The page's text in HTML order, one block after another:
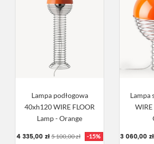
Lampa podłogowa
40xh120 WIRE FLOOR
Lamp - Orange
4 335,00 zł 5 100,00 zł
-15%
Lampa
WIRE
3 060,00 zł